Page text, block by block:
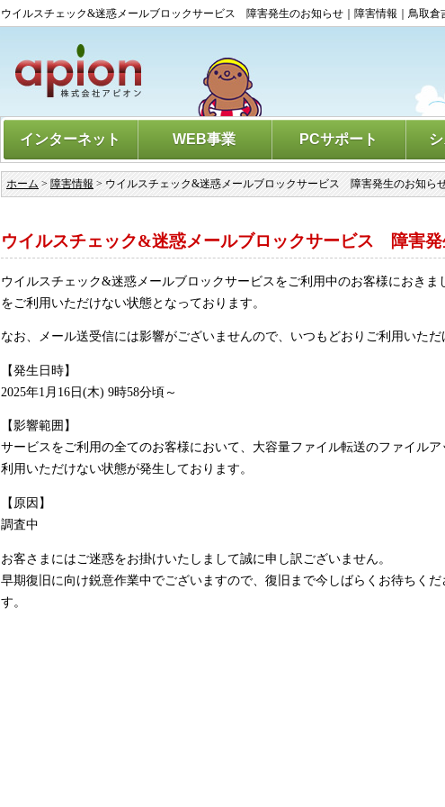
ウイルスチェック&迷惑メールブロックサービス 障害発生のお知らせ｜障害情報｜鳥取
インターネット WEB事業 PCサポート
ホーム > 障害情報 > ウイルスチェック&迷惑メールブロックサービス 障害発生のお知ら
ウイルスチェック&迷惑メールブロックサービス 障害
ウイルスチェック&迷惑メールブロックサービスをご利用中のお客様におきま
をご利用いただけない状態となっております。
なお、メール送受信には影響がございませんので、いつもどおりご利用いただ
【発生日時】
2025年1月16日(木) 9時58分頃～
【影響範囲】
サービスをご利用の全てのお客様において、大容量ファイル転送のファイル
利用いただけない状態が発生しております。
【原因】
調査中
お客さまにはご迷惑をお掛けいたしまして誠に申し訳ございません。
早期復旧に向け鋭意作業中でございますので、復旧まで今しばらくお待ちく
す。